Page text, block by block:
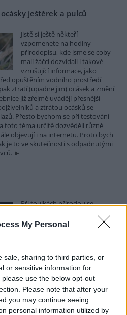
My Personal
sale, sharing to third parties, or
or sensitive information for
use the below opt-out
Please note that after your
you may continue seeing
personal information utilized by
ještěrek a pulců
Jistě si ještě někteří
vzpomenete na hodiny
přírodopisu, kde jsme se coby
malí žáčci dozvídali i takové
vzrušující informace, jako
opuštěním vodního prostředí
ztratí (upadne jim) ocásek a změní
již zřejmě uvádějí přesnější
a ztrátou ocásků se
Přesto bychom se při testování
toto téma určitě dozvěděli různé
objevují i na internetu. Proto bych
je to ve skutečnosti s odpadnutými
Při toulkách přírodou se
a rostlinami. Některé z nich
vnímáme už jaksi podvědomě
který nás zaujme hned na první
nebo zvláštní tvar živočicha či
a exotický, že často máme
krajů ani nepatřil. Vydejte se
přírody. Budeme v ní hledat
říše…